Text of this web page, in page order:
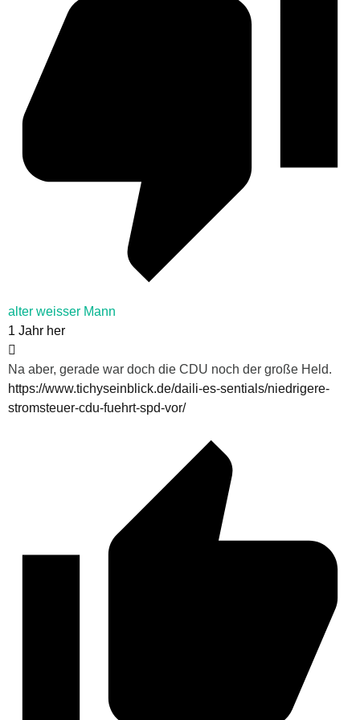
alter weisser Mann
1 Jahr her
Na aber, gerade war doch die CDU noch der große Held.
https://www.tichyseinblick.de/daili-es-sentials/niedrigere-
stromsteuer-cdu-fuehrt-spd-vor/